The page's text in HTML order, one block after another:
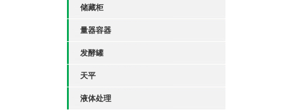
储藏柜
量器容器
发酵罐
天平
液体处理